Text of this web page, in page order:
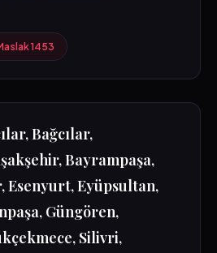
1453
Bağcılar,
Bayrampaşa,
Esenyurt, Eyüpsultan,
Güngören,
Silivri,